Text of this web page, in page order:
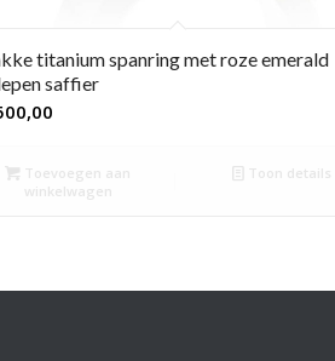
titanium spanring met roze emerald
saffier
Toevoegen aan
winkelwagen
Toon details